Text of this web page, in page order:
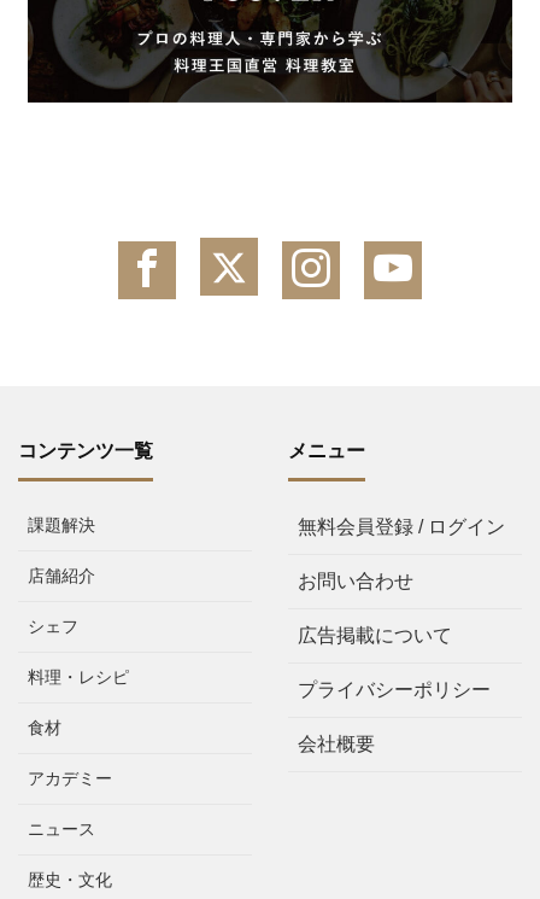
コンテンツ一覧
課題解決
店舗紹介
シェフ
料理・レシピ
食材
アカデミー
ニュース
歴史・文化
メニュー
無料会員登録 / ログイン
お問い合わせ
広告掲載について
プライバシーポリシー
会社概要